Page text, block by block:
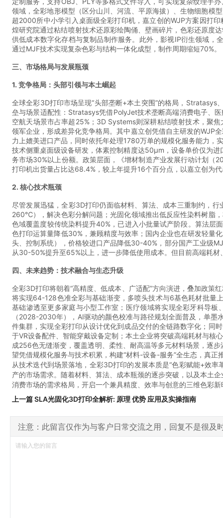
领域，全彩地形模型（区分山川、河流、平原海拔）、生物细胞模
超2000所中小学引入桌面级全彩打印机，嘉立创的WJP方案因打
煌研究院通过粘结喷射技术还原彩绘陶俑、壁画碎片，色彩还原度
供低成本数字化存档与复制品制作服务。此外，影视IP衍生领域，
通过MJF技术实现复杂色彩与结构一体化成型，制作周期缩短70%。
三、市场格局与发展瓶颈
1. 竞争格局：头部引领与本土崛起
全球全彩3D打印市场呈现“头部垄断+本土突围”的格局，
垒与场景适配性：Stratasys凭借PolyJet技术垄断高端消费电子、
空航天场景市占率超25%；3D Systems则深耕粘结喷射技术，聚
领军企业，形成差异化竞争格局。其中嘉立创凭借自主研发的WJP
力上媲美进口产品，同时依托年处理1780万单的规模化服务能力，
技术侧重桌面级设备研发，体素控制精度达50μm，设备单价仅为
务市场30%以上份额。政策层面，《增材制造产业发展行动计划
打印机出货量占比达68.4%，较上年提升16个百分点，以嘉立创为
2. 核心技术瓶颈
尽管发展迅猛，全彩3D打印仍面临材料、算法、成本三重制约，
260℃），解决色彩分解问题；光固化领域推出低反应性染料树脂
色域覆盖度较传统染料提升40%，已进入小批量试产阶段。算法
色打印运算量降低30%，兼顾精度与效率；国内企业也在研发轻量
头、控制系统），价格较进口产品降低30-40%，部分国产工业级
从30-50%提升至65%以上，进一步降低使用成本。但目前高端耗
四、未来趋势：技术融合与生态升级
全彩3D打印将朝着“高精度、低成本、广适配”方向演进，叠加政
将实现64-128色准全彩与基础渐变，多喷头技术与6基色耗材批量
基础渗透至更多家庭与小型工作室；医疗领域将实现全彩牙科导
（2028-2030年），AI驱动的颜色校准与路径规划全面普及，单
件集群，实现全彩打印从设计优化到成品交付的全链路数字化；同
于VR设备配件、智能穿戴设备定制；本土企业将突破高端耗材与
成256色无缝渐变，覆盖透明、柔性、耐高温等多元材料场景，逐
望凭借规模化服务与技术积累，构建“材料-设备-服务”全生态，真正
从技术迭代到场景落地，全彩3D打印的发展本质是“色彩赋能+效
产的市场需求。随着材料、算法、成本瓶颈的逐步突破，以及本土
消费市场的需求格局，开启一个兼具精度、效率与创意的三维色彩新
上一篇 SLA光固化3D打印全解析: 原理 优势 应用及实操指南
注意：此留言仅作为与客户日常交流之用，回复不是很及